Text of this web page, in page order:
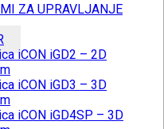
ZA UPRAVLJANJE
iCON iGD2 – 2D
iCON iGD3 – 3D
iCON iGD4SP – 3D